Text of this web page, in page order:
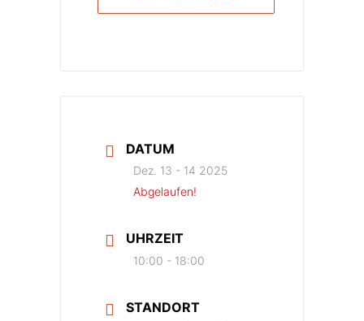
DATUM
Dez. 13 - 14 2025
Abgelaufen!
UHRZEIT
10:00 - 18:00
STANDORT